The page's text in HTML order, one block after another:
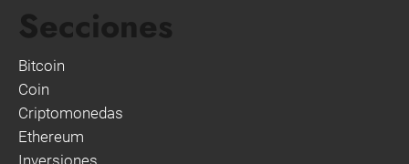
Secciones
Bitcoin
Coin
Criptomonedas
Ethereum
Inversiones